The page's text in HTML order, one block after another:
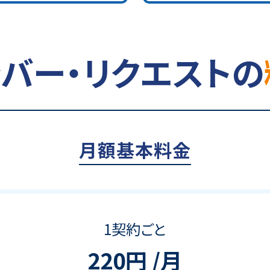
ー・リクエストの
月額基本料金
1契約ごと
220円 /月